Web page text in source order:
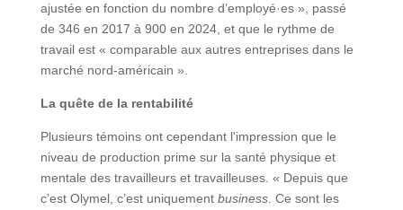
ajustée en fonction du nombre d’employé·es », passé
de 346 en 2017 à 900 en 2024, et que le rythme de
travail est « comparable aux autres entreprises dans le
marché nord-américain ».
La quête de la rentabilité
Plusieurs témoins ont cependant l'impression que le
niveau de production prime sur la santé physique et
mentale des travailleurs et travailleuses. « Depuis que
c’est Olymel, c’est uniquement business. Ce sont les